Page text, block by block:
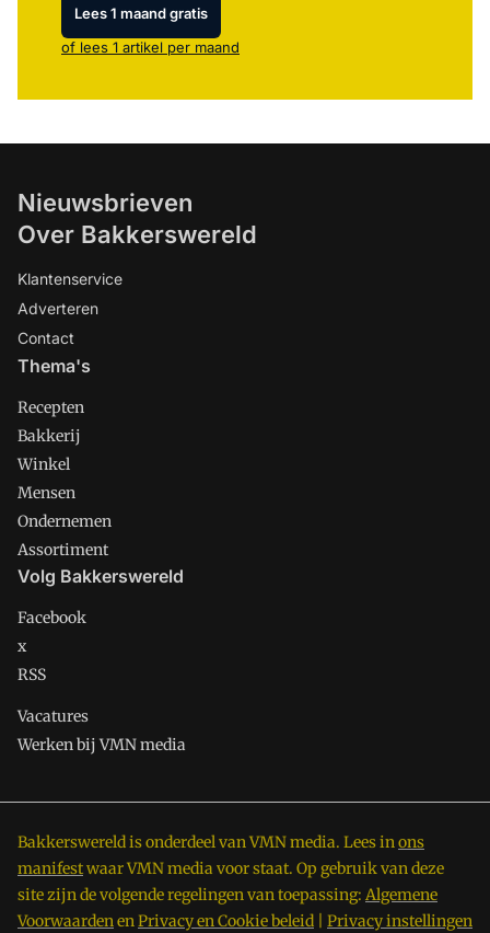
Lees 1 maand gratis
of lees 1 artikel per maand
Nieuwsbrieven
Over Bakkerswereld
Klantenservice
Adverteren
Contact
Thema's
Recepten
Bakkerij
Winkel
Mensen
Ondernemen
Assortiment
Volg Bakkerswereld
Facebook
x
RSS
Vacatures
Werken bij VMN media
Bakkerswereld is onderdeel van VMN media. Lees inons
manifestwaar VMN media voor staat. Op gebruik van deze
site zijn de volgende regelingen van toepassing: Algemene
VoorwaardenenPrivacy en Cookie beleid Privacy instellingen